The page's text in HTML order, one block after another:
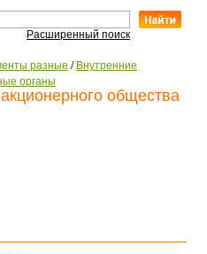
Расширенный поиск
разные / Внутренние
органы
общества